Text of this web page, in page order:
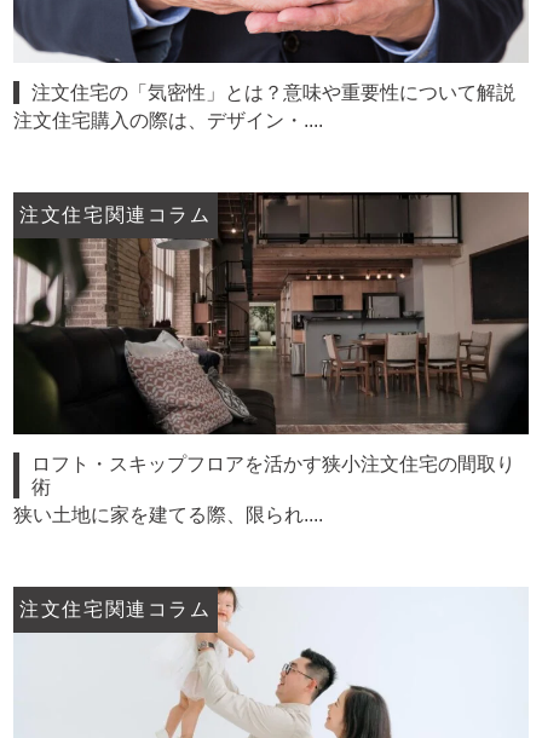
注文住宅の「気密性」とは？意味や重要性について解説
注文住宅購入の際は、デザイン・....
注文住宅関連コラム
ロフト・スキップフロアを活かす狭小注文住宅の間取り
術
狭い土地に家を建てる際、限られ....
注文住宅関連コラム